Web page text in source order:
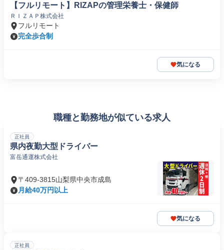
【フルリモート】RIZAPの管理栄養士・保健師
ＲＩＺＡＰ株式会社
フルリモート
完全歩合制
気になる
職種と勤務地が似ている求人
正社員
県内夜勤大型ドライバー
富岳通運株式会社
〒409-3815山梨県中央市成島
月給40万円以上
気になる
正社員